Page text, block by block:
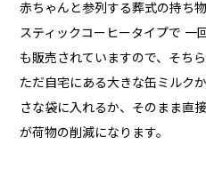
赤ちゃんと参列する葬式の持ち
スティックコーヒータイプで 一
も販売されていますので、そち
ただ自宅にある大きな缶ミルク
さな袋に入れるか、そのまま直
が荷物の削減になります。